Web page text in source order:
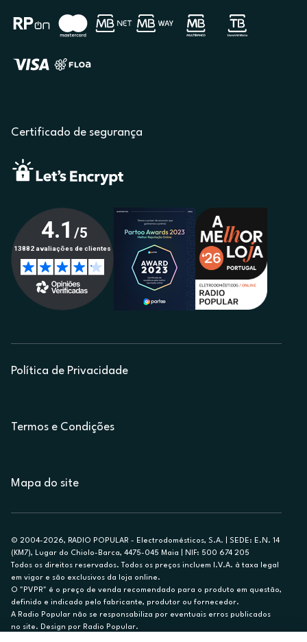
Certificado de segurança
Política de Privacidade
Termos e Condições
Mapa do site
© 2004-2026, RADIO POPULAR - Electrodomésticos, S.A. | SEDE: E.N. 14
(KM7), Lugar do Chiolo-Barca, 4475-045 Maia | NIF: 500 674 205
Todos os direitos reservados. Todos os preços incluem I.V.A. à taxa legal
em vigor e são exclusivos da loja online.
O "PVPR" é o preço de venda recomendado para o produto em questão,
definido e indicado pelo fabricante, produtor ou fornecedor.
A Radio Popular não se responsabiliza por eventuais erros publicados
no site. Design por Radio Popular.